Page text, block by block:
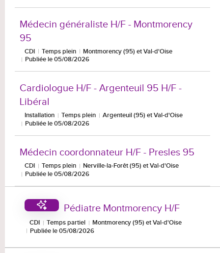
Médecin généraliste H/F - Montmorency
95
CDI Temps plein
Montmorency (95) et Val-d'Oise
Publiée le 05/08/2026
Cardiologue H/F - Argenteuil 95 H/F -
Libéral
Installation Temps plein
Argenteuil (95) et Val-d'Oise
Publiée le 05/08/2026
Médecin coordonnateur H/F - Presles 95
CDI Temps plein
Nerville-la-Forêt (95) et Val-d'Oise
Publiée le 05/08/2026
Pédiatre Montmorency H/F
CDI Temps partiel
Montmorency (95) et Val-d'Oise
Publiée le 05/08/2026